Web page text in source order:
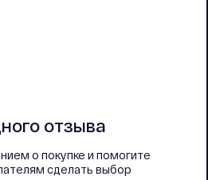
отзыва
о покупке и помогите
сделать выбор